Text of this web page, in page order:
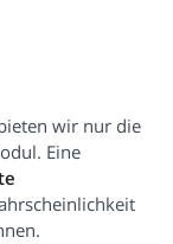
wir nur die
Eine